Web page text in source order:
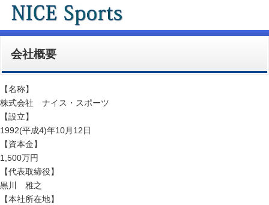
会社概要
【名称】
株式会社 ナイス・スポーツ
【設立】
1992(平成4)年10月12日
【資本金】
1,500万円
【代表取締役】
黒川 雅之
【本社所在地】